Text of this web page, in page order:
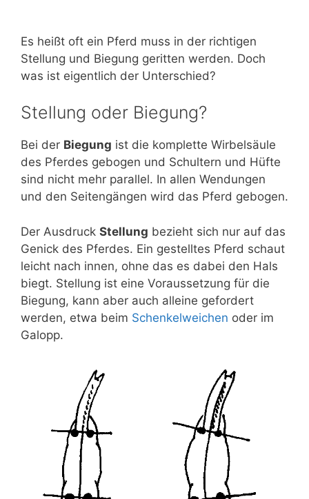
Es heißt oft ein Pferd muss in der richtigen
Stellung und Biegung geritten werden. Doch
was ist eigentlich der Unterschied?
Stellung oder Biegung?
Bei der Biegung ist die komplette Wirbelsäule
des Pferdes gebogen und Schultern und Hüfte
sind nicht mehr parallel. In allen Wendungen
und den Seitengängen wird das Pferd gebogen.
Der Ausdruck Stellung bezieht sich nur auf das
Genick des Pferdes. Ein gestelltes Pferd schaut
leicht nach innen, ohne das es dabei den Hals
biegt. Stellung ist eine Voraussetzung für die
Biegung, kann aber auch alleine gefordert
werden, etwa beim Schenkelweichen oder im
Galopp.